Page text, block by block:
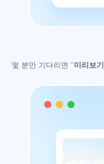
몇 분만 기다리면 “미리보기